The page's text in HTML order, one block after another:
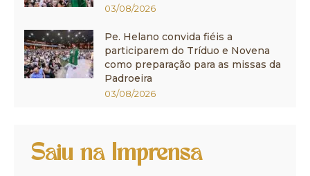
03/08/2026
Pe. Helano convida fiéis a
participarem do Tríduo e Novena
como preparação para as missas da
Padroeira
03/08/2026
Saiu na Imprensa